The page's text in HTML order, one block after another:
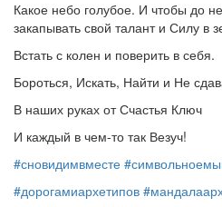
Какое небо голубое. И чтобы до
закапывать свой талант и Силу в
Встать с колен и поверить в себя.
Бороться, Искать, Найти и Не
В наших руках от Счастья Ключ
И каждый в чем-то так Везуч!
#сновидимвместе
#дорогамиархетипов